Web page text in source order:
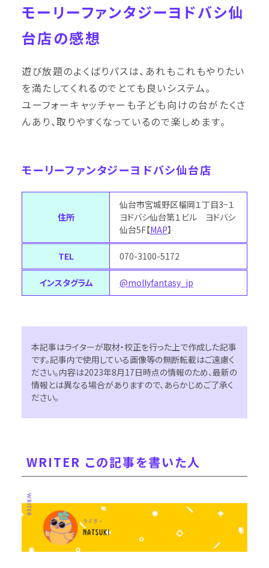
モーリーファンタジーヨドバシ仙
台店の感想
遊び放題のよくばりパスは、あれもこれもやりたい
を満たしてくれるのでとても良いシステム。
ユーフォーキャッチャーも子ども向けの台がたくさ
んあり、取りやすくなっているので楽しめます。
モーリーファンタジーヨドバシ仙台店
住所
仙台市宮城野区榴岡１丁目3−１
ヨドバシ仙台第１ビル ヨドバシ
仙台5F【MAP】
TEL 070-3100-5172
インスタグラム @mollyfantasy_jp
本記事はライターが取材・校正を行った上で作成した記事
です。記事内で使用している画像等の無断転載はご遠慮く
ださい。内容は2023年8月17日時点の情報のため、最新の
情報とは異なる場合がありますので、あらかじめご了承く
ださい。
WRITER この記事を書いた人